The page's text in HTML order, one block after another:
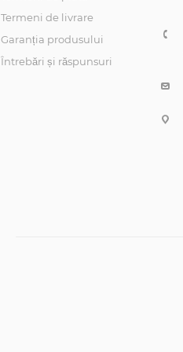
Termeni de livrare
Garanția produsului
Întrebări și răspunsuri